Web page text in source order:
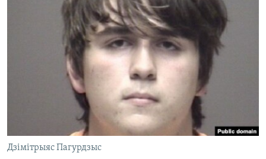
ПАЛІТВЯЗЬНІ
НА ХВАЛЯХ СВАБОДЫ
Усе сайты РС/РСЭ
Дзімітрыяс Пагурдзыс